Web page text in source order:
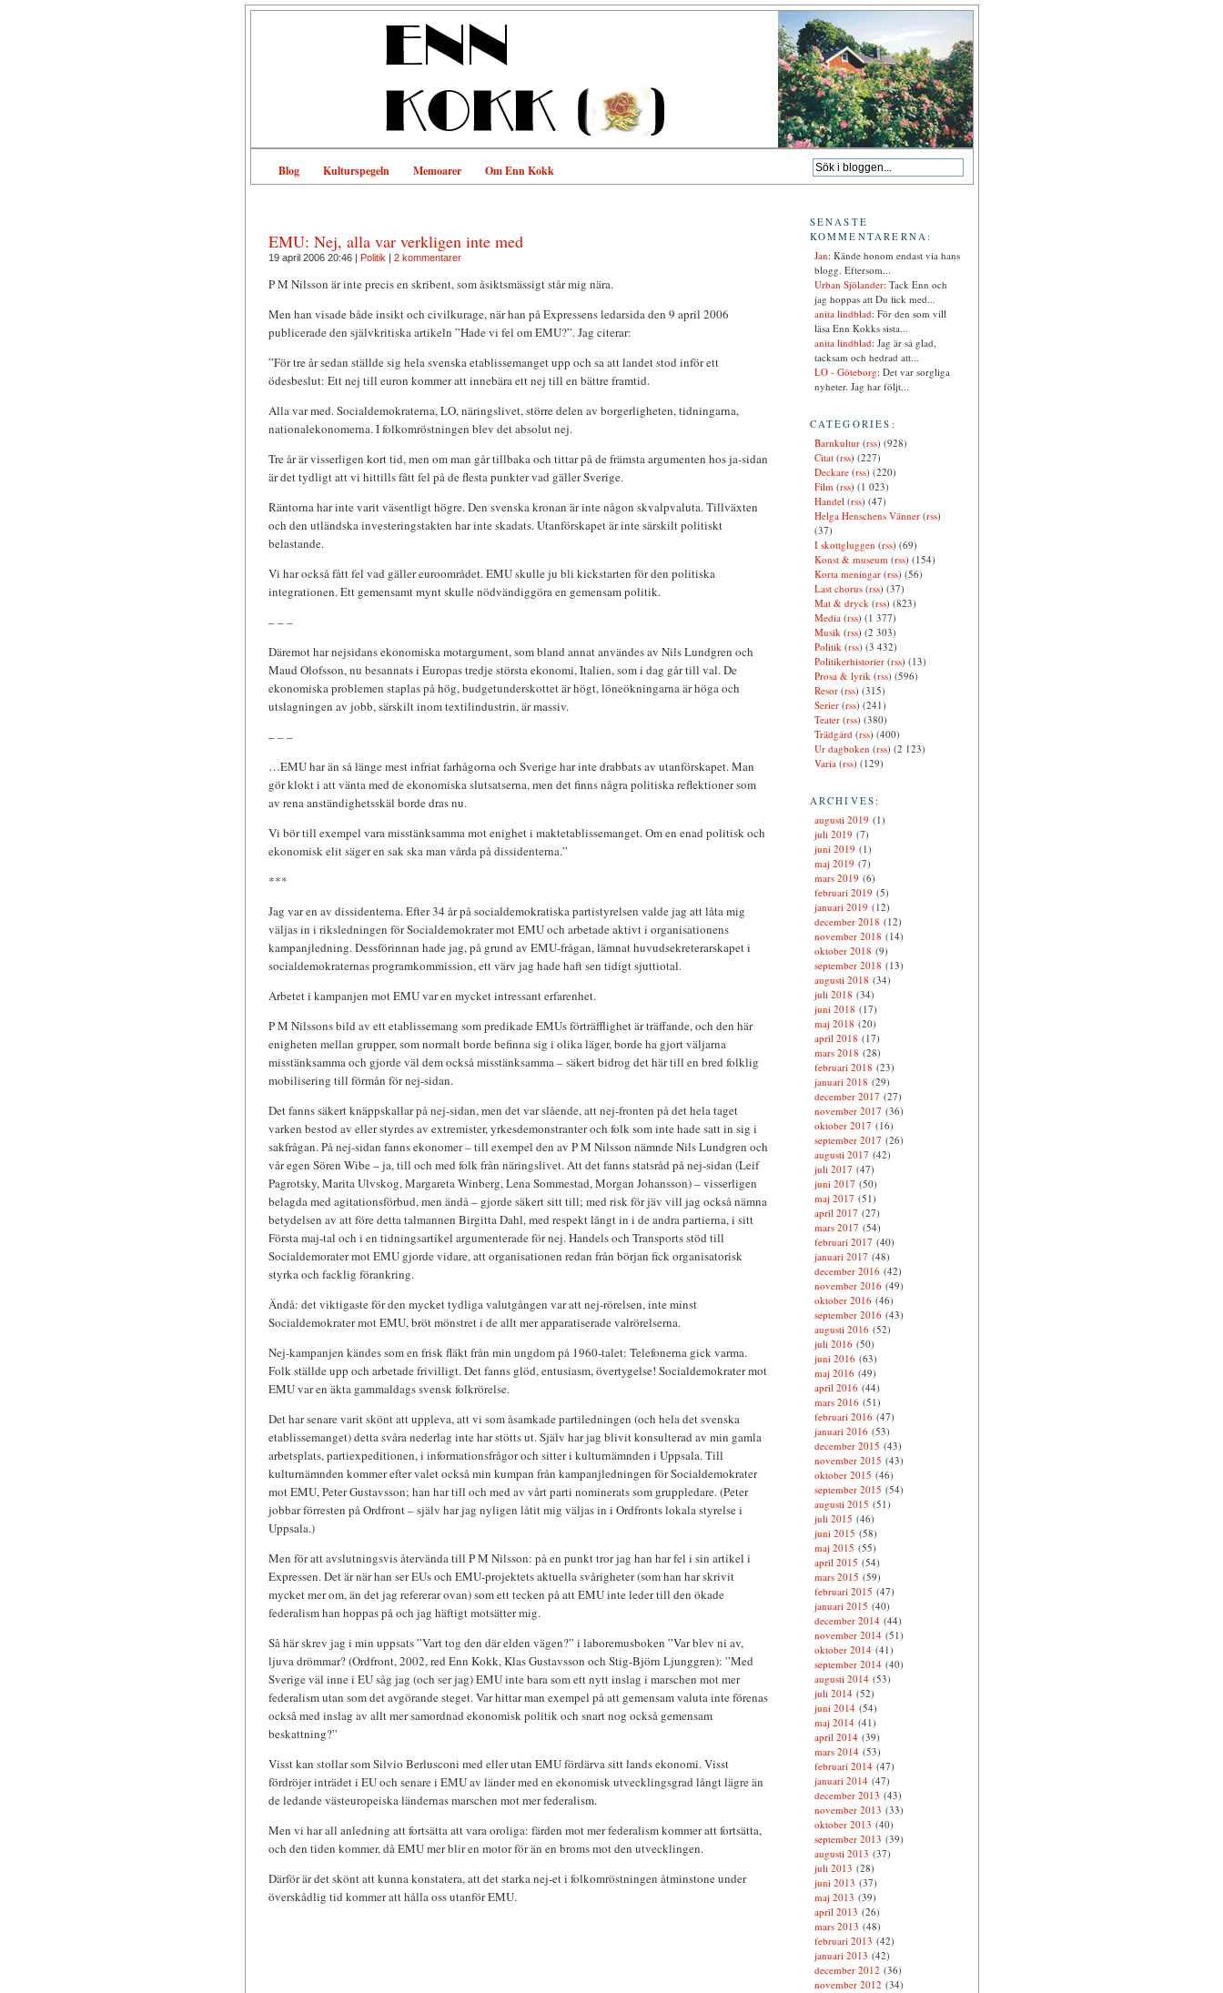
Blog Kulturspegeln Memoarer Om Enn Kokk
EMU: Nej, alla var verkligen inte med
19 april 2006 20:46 | Politik | 2 kommentarer
P M Nilsson är inte precis en skribent, som åsiktsmässigt står mig nära.
Men han visade både insikt och civilkurage, när han på Expressens ledarsida den 9 april 2006
publicerade den självkritiska artikeln ”Hade vi fel om EMU?”. Jag citerar:
”För tre år sedan ställde sig hela svenska etablissemanget upp och sa att landet stod inför ett
ödesbeslut: Ett nej till euron kommer att innebära ett nej till en bättre framtid.
Alla var med. Socialdemokraterna, LO, näringslivet, större delen av borgerligheten, tidningarna,
nationalekonomerna. I folkomröstningen blev det absolut nej.
Tre år är visserligen kort tid, men om man går tillbaka och tittar på de främsta argumenten hos ja-sidan
är det tydligt att vi hittills fått fel på de flesta punkter vad gäller Sverige.
Räntorna har inte varit väsentligt högre. Den svenska kronan är inte någon skvalpvaluta. Tillväxten
och den utländska investeringstakten har inte skadats. Utanförskapet är inte särskilt politiskt
belastande.
Vi har också fått fel vad gäller euroområdet. EMU skulle ju bli kickstarten för den politiska
integrationen. Ett gemensamt mynt skulle nödvändiggöra en gemensam politik.
– – –
Däremot har nejsidans ekonomiska motargument, som bland annat användes av Nils Lundgren och
Maud Olofsson, nu besannats i Europas tredje största ekonomi, Italien, som i dag går till val. De
ekonomiska problemen staplas på hög, budgetunderskottet är högt, löneökningarna är höga och
utslagningen av jobb, särskilt inom textilindustrin, är massiv.
– – –
…EMU har än så länge mest infriat farhågorna och Sverige har inte drabbats av utanförskapet. Man
gör klokt i att vänta med de ekonomiska slutsatserna, men det finns några politiska reflektioner som
av rena anständighetsskäl borde dras nu.
Vi bör till exempel vara misstänksamma mot enighet i maktetablissemanget. Om en enad politisk och
ekonomisk elit säger en sak ska man vårda på dissidenterna.”
***
Jag var en av dissidenterna. Efter 34 år på socialdemokratiska partistyrelsen valde jag att låta mig
väljas in i riksledningen för Socialdemokrater mot EMU och arbetade aktivt i organisationens
kampanjledning. Dessförinnan hade jag, på grund av EMU-frågan, lämnat huvudsekreterarskapet i
socialdemokraternas programkommission, ett värv jag hade haft sen tidigt sjuttiotal.
Arbetet i kampanjen mot EMU var en mycket intressant erfarenhet.
P M Nilssons bild av ett etablissemang som predikade EMUs förträfflighet är träffande, och den här
enigheten mellan grupper, som normalt borde befinna sig i olika läger, borde ha gjort väljarna
misstänksamma och gjorde väl dem också misstänksamma – säkert bidrog det här till en bred folklig
mobilisering till förmån för nej-sidan.
Det fanns säkert knäppskallar på nej-sidan, men det var slående, att nej-fronten på det hela taget
varken bestod av eller styrdes av extremister, yrkesdemonstranter och folk som inte hade satt in sig i
sakfrågan. På nej-sidan fanns ekonomer – till exempel den av P M Nilsson nämnde Nils Lundgren och
vår egen Sören Wibe – ja, till och med folk från näringslivet. Att det fanns statsråd på nej-sidan (Leif
Pagrotsky, Marita Ulvskog, Margareta Winberg, Lena Sommestad, Morgan Johansson) – visserligen
belagda med agitationsförbud, men ändå – gjorde säkert sitt till; med risk för jäv vill jag också nämna
betydelsen av att före detta talmannen Birgitta Dahl, med respekt långt in i de andra partierna, i sitt
Första maj-tal och i en tidningsartikel argumenterade för nej. Handels och Transports stöd till
Socialdemorater mot EMU gjorde vidare, att organisationen redan från början fick organisatorisk
styrka och facklig förankring.
Ändå: det viktigaste för den mycket tydliga valutgången var att nej-rörelsen, inte minst
Socialdemokrater mot EMU, bröt mönstret i de allt mer apparatiserade valrörelserna.
Nej-kampanjen kändes som en frisk fläkt från min ungdom på 1960-talet: Telefonerna gick varma.
Folk ställde upp och arbetade frivilligt. Det fanns glöd, entusiasm, övertygelse! Socialdemokrater mot
EMU var en äkta gammaldags svensk folkrörelse.
Det har senare varit skönt att uppleva, att vi som åsamkade partiledningen (och hela det svenska
etablissemanget) detta svåra nederlag inte har stötts ut. Själv har jag blivit konsulterad av min gamla
arbetsplats, partiexpeditionen, i informationsfrågor och sitter i kulturnämnden i Uppsala. Till
kulturnämnden kommer efter valet också min kumpan från kampanjledningen för Socialdemokrater
mot EMU, Peter Gustavsson; han har till och med av vårt parti nominerats som gruppledare. (Peter
jobbar förresten på Ordfront – själv har jag nyligen låtit mig väljas in i Ordfronts lokala styrelse i
Uppsala.)
Men för att avslutningsvis återvända till P M Nilsson: på en punkt tror jag han har fel i sin artikel i
Expressen. Det är när han ser EUs och EMU-projektets aktuella svårigheter (som han har skrivit
mycket mer om, än det jag refererar ovan) som ett tecken på att EMU inte leder till den ökade
federalism han hoppas på och jag häftigt motsätter mig.
Så här skrev jag i min uppsats ”Vart tog den där elden vägen?” i laboremusboken ”Var blev ni av,
ljuva drömmar? (Ordfront, 2002, red Enn Kokk, Klas Gustavsson och Stig-Björn Ljunggren): ”Med
Sverige väl inne i EU såg jag (och ser jag) EMU inte bara som ett nytt inslag i marschen mot mer
federalism utan som det avgörande steget. Var hittar man exempel på att gemensam valuta inte förenas
också med inslag av allt mer samordnad ekonomisk politik och snart nog också gemensam
beskattning?”
Visst kan stollar som Silvio Berlusconi med eller utan EMU fördärva sitt lands ekonomi. Visst
fördröjer inträdet i EU och senare i EMU av länder med en ekonomisk utvecklingsgrad långt lägre än
de ledande västeuropeiska ländernas marschen mot mer federalism.
Men vi har all anledning att fortsätta att vara oroliga: färden mot mer federalism kommer att fortsätta,
och den tiden kommer, då EMU mer blir en motor för än en broms mot den utvecklingen.
Därför är det skönt att kunna konstatera, att det starka nej-et i folkomröstningen åtminstone under
överskådlig tid kommer att hålla oss utanför EMU.
SENASTE
KOMMENTARERNA:
Jan: Kände honom endast via hans
blogg. Eftersom...
Urban Sjölander: Tack Enn och
jag hoppas att Du fick med...
anita lindblad: För den som vill
läsa Enn Kokks sista...
anita lindblad: Jag är så glad,
tacksam och hedrad att...
LO - Göteborg: Det var sorgliga
nyheter. Jag har följt...
CATEGORIES:
Barnkultur(rss) (928)
Citat(rss) (227)
Deckare(rss) (220)
Film(rss) (1 023)
Handel(rss) (47)
Helga Henschens Vänner(rss)
(37)
I skottgluggen (rss) (69)
Konst & museum(rss) (154)
Korta meningar(rss) (56)
Last chorus(rss) (37)
Mat & dryck(rss) (823)
Media(rss) (1 377)
Musik(rss) (2 303)
Politik(rss) (3 432)
Politikerhistorier(rss) (13)
Prosa & lyrik(rss) (596)
Resor(rss) (315)
Serier(rss) (241)
Teater(rss) (380)
Trädgård(rss) (400)
Ur dagboken (rss) (2 123)
Varia(rss) (129)
ARCHIVES:
augusti 2019 (1)
juli 2019 (7)
juni 2019 (1)
maj 2019 (7)
mars 2019 (6)
februari 2019 (5)
januari 2019 (12)
december 2018 (12)
november 2018 (14)
oktober 2018 (9)
september 2018 (13)
augusti 2018 (34)
juli 2018 (34)
juni 2018 (17)
maj 2018 (20)
april 2018 (17)
mars 2018 (28)
februari 2018 (23)
januari 2018 (29)
december 2017 (27)
november 2017 (36)
oktober 2017 (16)
september 2017 (26)
augusti 2017 (42)
juli 2017 (47)
juni 2017 (50)
maj 2017 (51)
april 2017 (27)
mars 2017 (54)
februari 2017 (40)
januari 2017 (48)
december 2016(42)
november 2016(49)
oktober 2016(46)
september 2016(43)
augusti 2016(52)
juli 2016(50)
juni 2016(63)
maj 2016(49)
april 2016(44)
mars 2016(51)
februari 2016(47)
januari 2016(53)
december 2015 (43)
november 2015 (43)
oktober 2015 (46)
september 2015 (54)
augusti 2015 (51)
juli 2015 (46)
juni 2015 (58)
maj 2015 (55)
april 2015 (54)
mars 2015 (59)
februari 2015 (47)
januari 2015 (40)
december 2014(44)
november 2014(51)
oktober 2014(41)
september 2014(40)
augusti 2014(53)
juli 2014(52)
juni 2014(54)
maj 2014(41)
april 2014(39)
mars 2014(53)
februari 2014(47)
januari 2014(47)
december 2013 (43)
november 2013 (33)
oktober 2013 (40)
september 2013 (39)
augusti 2013 (37)
juli 2013 (28)
juni 2013 (37)
maj 2013 (39)
april 2013 (26)
mars 2013 (48)
februari 2013 (42)
januari 2013 (42)
december 2012 (36)
november 2012 (34)